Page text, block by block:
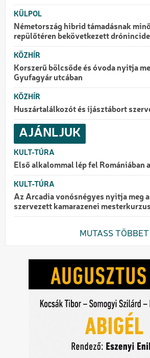
KÜLPOL
Németország hibrid támadásnak
repülőtéren bekövetkezett
KÖZHÍR
Korszerű bölcsőde és óvoda nyitja
Gyufagyár utcában
KÖZHÍR
Huszártalálkozót és íjásztábort
AJÁNLJUK
KULT-TÚRA
Első alkalommal lép fel Romániában
KULT-TÚRA
Az Arcadia vonósnégyes nyitja meg
szervezett kamarazenei
MUTASS TÖBBET